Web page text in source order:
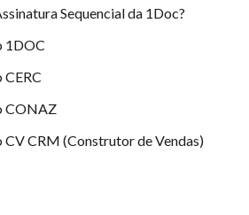
Sequencial da 1Doc?
1DOC
CERC
CONAZ
CV CRM (Construtor de Vendas)